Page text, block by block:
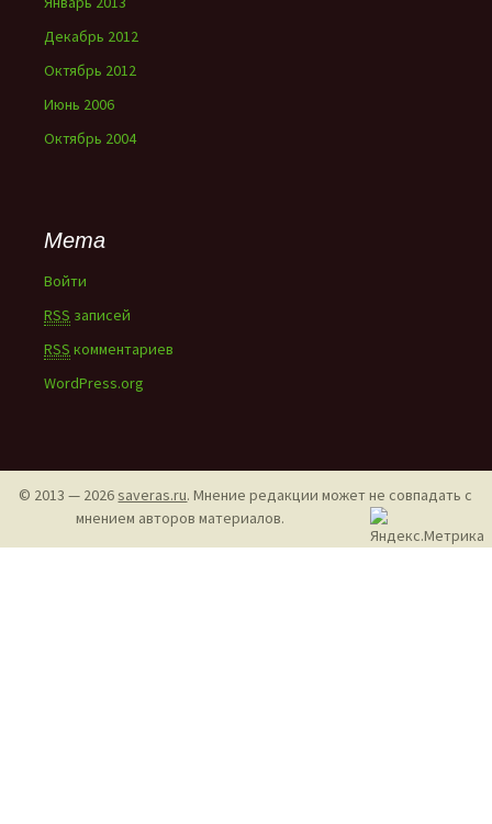
Декабрь 2012
Октябрь 2012
Июнь 2006
Октябрь 2004
Мета
Войти
RSS записей
RSS комментариев
WordPress.org
© 2013 — 2026saveras.ru. Мнение редакции может не совпадать с
мнением авторов материалов.